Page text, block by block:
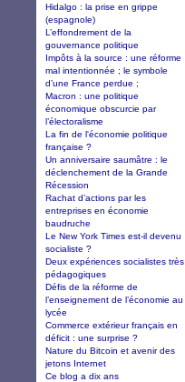
Hidalgo : la prise en grippe
(espagnole)
L’effondrement de la
gouvernance politique
Impôts à la source : une réforme
mal intentionnée ; le symbole
d’une France perdue ;
Macron : une politique
économique obscurcie par
l’électoralisme
La fin de l'économie politique
française ?
Un anniversaire saumâtre : le
déclenchement de la Grande
Récession
Rachat d’actions par les
entreprises en économie
baudruche
Le New York Times est-il devenu
socialiste ?
Deux expériences socialistes très
pédagogiques
Défis de la réforme de
l’enseignement de l’économie au
lycée
Commerce extérieur français en
déficit : une surprise ?
Nature du Bitcoin et avenir des
jetons Internet
Ce blog a dix ans